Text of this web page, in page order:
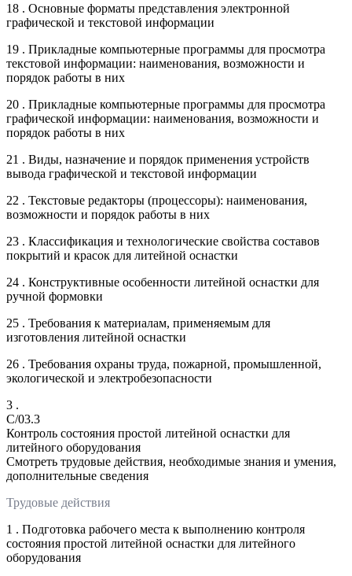
18 . Основные форматы представления электронной
графической и текстовой информации
19 . Прикладные компьютерные программы для просмотра
текстовой информации: наименования, возможности и
порядок работы в них
20 . Прикладные компьютерные программы для просмотра
графической информации: наименования, возможности и
порядок работы в них
21 . Виды, назначение и порядок применения устройств
вывода графической и текстовой информации
22 . Текстовые редакторы (процессоры): наименования,
возможности и порядок работы в них
23 . Классификация и технологические свойства составов
покрытий и красок для литейной оснастки
24 . Конструктивные особенности литейной оснастки для
ручной формовки
25 . Требования к материалам, применяемым для
изготовления литейной оснастки
26 . Требования охраны труда, пожарной, промышленной,
экологической и электробезопасности
3 .
C/03.3
Контроль состояния простой литейной оснастки для
литейного оборудования
Смотреть трудовые действия, необходимые знания и умения,
дополнительные сведения
Трудовые действия
1 . Подготовка рабочего места к выполнению контроля
состояния простой литейной оснастки для литейного
оборудования